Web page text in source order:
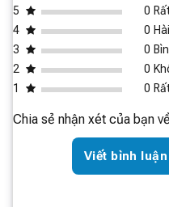
không khí dễ chịu, hạn
điện tử trong phòng.
Chế độ điều khiển
Ứng dụng điều
khiển
Khối lượng sản
phẩm
Tổng khối lượng
sản phẩm
5 0
4
0
3
0
2
0
1
0
Chia sẻ nhận xét của bạn
Viết bình luận